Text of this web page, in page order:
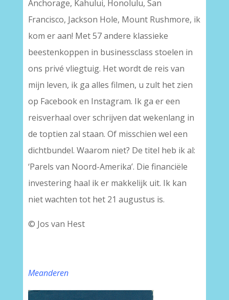
Anchorage, Kahului, Honolulu, San
Francisco, Jackson Hole, Mount Rushmore, ik
kom er aan! Met 57 andere klassieke
beestenkoppen in businessclass stoelen in
ons privé vliegtuig. Het wordt de reis van
mijn leven, ik ga alles filmen, u zult het zien
op Facebook en Instagram. Ik ga er een
reisverhaal over schrijven dat wekenlang in
de toptien zal staan. Of misschien wel een
dichtbundel. Waarom niet? De titel heb ik al:
‘Parels van Noord-Amerika’. Die financiële
investering haal ik er makkelijk uit. Ik kan
niet wachten tot het 21 augustus is.
© Jos van Hest
Meanderen